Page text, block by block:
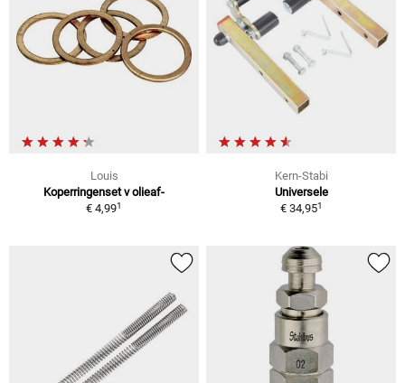
Louis
Koperringenset v olieaf-
€ 4,991
Kern-Stabi
Universele
€ 34,951